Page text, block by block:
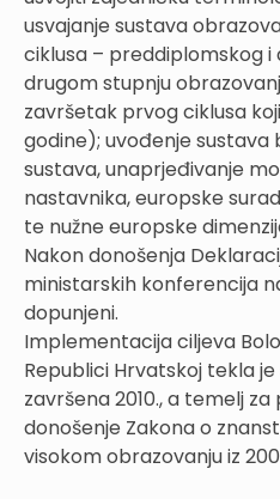
usvajanje sustava
ciklusa – preddiplomskog
drugom stupnju
završetak prvog ciklusa
godine); uvođenje sustava
sustava, unaprjeđivanje
nastavnika, europske
te nužne europske
Nakon donošenja
ministarskih konferencija
dopunjeni.
Implementacija ciljeva
Republici Hrvatskoj tekla je
završena 2010., a temelj
donošenje Zakona o
visokom obrazovanju iz